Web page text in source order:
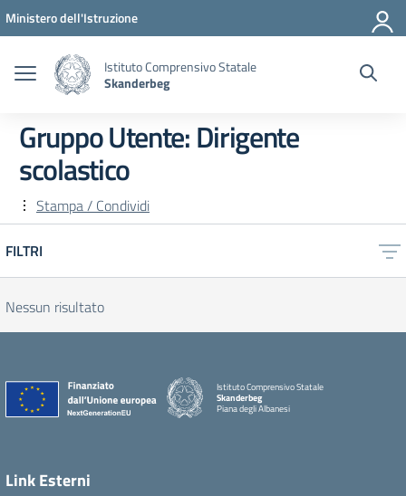
Vai ai contenuti
Vai al menu di navigazione
Vai al footer
Ministero dell'Istruzione
Istituto Comprensivo Statale
Skanderbeg
Gruppo Utente:Dirigente
scolastico
Stampa / Condividi
FILTRI
Nessun risultato
Istituto Comprensivo Statale
Skanderbeg
Piana degli Albanesi
Link Esterni